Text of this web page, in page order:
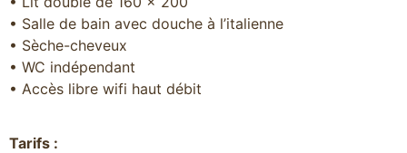
• Salle de bain avec douche à l’italienne
• Sèche-cheveux
• WC indépendant
• Accès libre wifi haut débit
Tarifs :